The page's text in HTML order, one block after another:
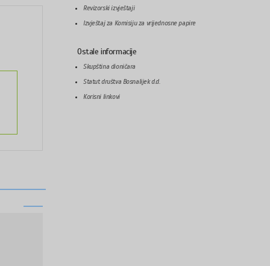
Revizorski izvještaji
Izvještaj za Komisiju za vrijednosne papire
Ostale informacije
Skupština dioničara
Statut društva Bosnalijek d.d.
Korisni linkovi